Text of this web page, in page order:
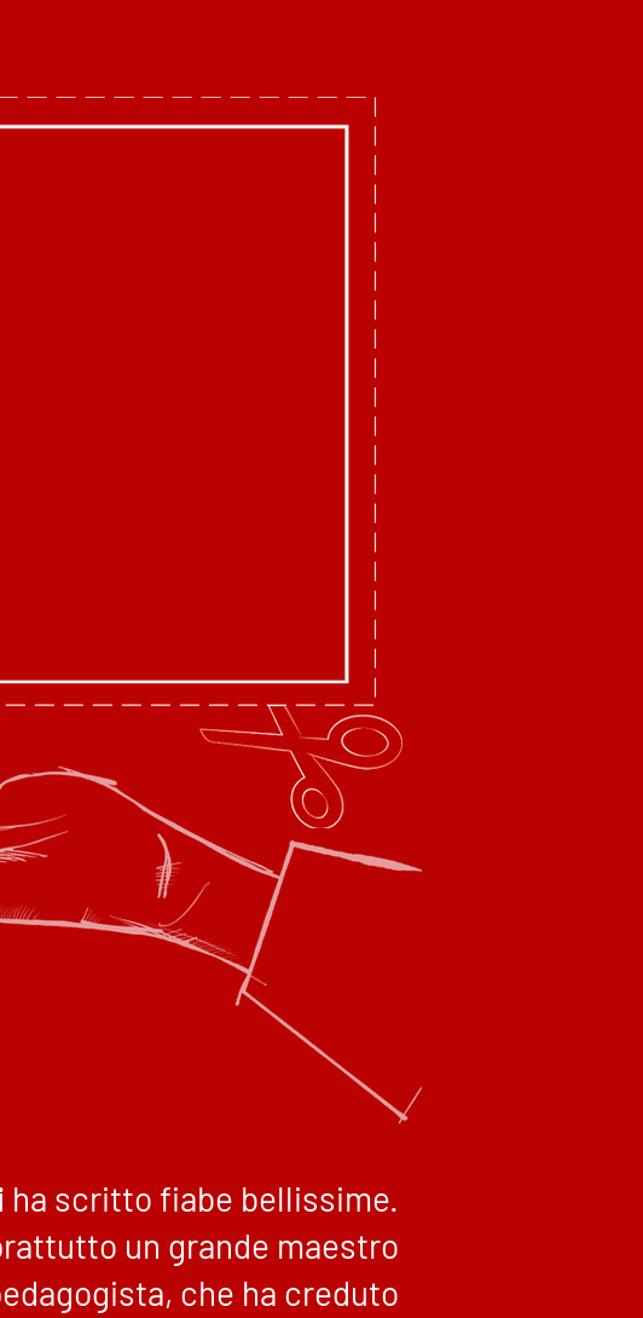
ha scritto fiabe bellissime.
un grande maestro
che ha creduto